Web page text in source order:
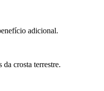
adicional.
da crosta terrestre.